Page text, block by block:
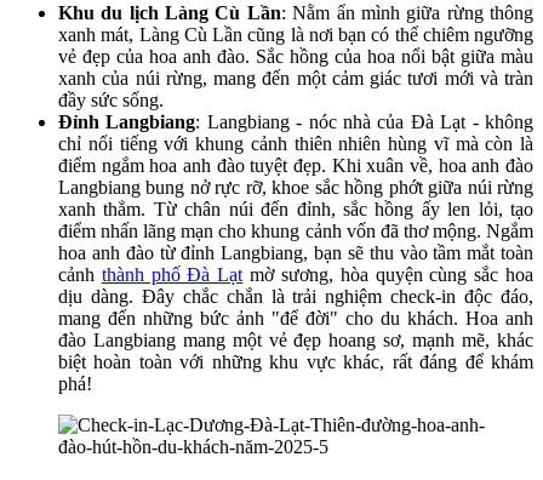
Khu du lịch Làng Cù Lần: Nằm ẩn mình giữa rừng thông
xanh mát, Làng Cù Lần cũng là nơi bạn có thể chiêm ngưỡng
vẻ đẹp của hoa anh đào. Sắc hồng của hoa nổi bật giữa màu
xanh của núi rừng, mang đến một cảm giác tươi mới và tràn
đầy sức sống.
Đỉnh Langbiang: Langbiang - nóc nhà của Đà Lạt - không
chỉ nổi tiếng với khung cảnh thiên nhiên hùng vĩ mà còn là
điểm ngắm hoa anh đào tuyệt đẹp. Khi xuân về, hoa anh đào
Langbiang bung nở rực rỡ, khoe sắc hồng phớt giữa núi rừng
xanh thẳm. Từ chân núi đến đỉnh, sắc hồng ấy len lỏi, tạo
điểm nhấn lãng mạn cho khung cảnh vốn đã thơ mộng. Ngắm
hoa anh đào từ đỉnh Langbiang, bạn sẽ thu vào tầm mắt toàn
cảnh thành phố Đà Lạt mờ sương, hòa quyện cùng sắc hoa
dịu dàng. Đây chắc chắn là trải nghiệm check-in độc đáo,
mang đến những bức ảnh "để đời" cho du khách. Hoa anh
đào Langbiang mang một vẻ đẹp hoang sơ, mạnh mẽ, khác
biệt hoàn toàn với những khu vực khác, rất đáng để khám
phá!